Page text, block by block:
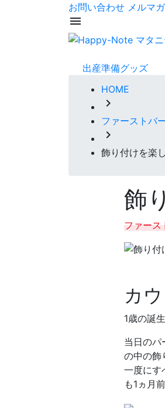
お問い合わせ メルマ
menu
出産準備グッズ
HOME
chevron_right
ファーストバ
chevron_right
飾り付けを楽
飾
ファース
カ
1歳の誕
当日のパ
の中の飾
一度にす
も1ヵ月